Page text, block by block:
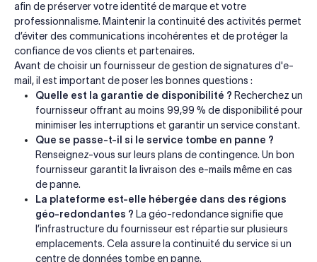
afin de préserver votre identité de marque et votre
professionnalisme. Maintenir la continuité des activités permet
d’éviter des communications incohérentes et de protéger la
confiance de vos clients et partenaires.
Avant de choisir un fournisseur de gestion de signatures d'e-
mail, il est important de poser les bonnes questions :
Quelle est la garantie de disponibilité ? Recherchez un
fournisseur offrant au moins 99,99 % de disponibilité pour
minimiser les interruptions et garantir un service constant.
Que se passe-t-il si le service tombe en panne ?
Renseignez-vous sur leurs plans de contingence. Un bon
fournisseur garantit la livraison des e-mails même en cas
de panne.
La plateforme est-elle hébergée dans des régions
géo-redondantes ? La géo-redondance signifie que
l’infrastructure du fournisseur est répartie sur plusieurs
emplacements. Cela assure la continuité du service si un
centre de données tombe en panne.